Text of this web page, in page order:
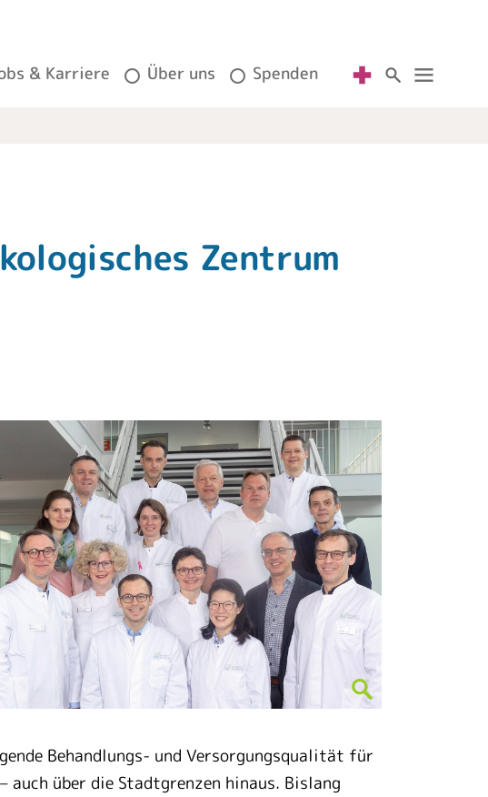
& Karriere Über uns Spenden
Zentrum
Behandlungs- und Versorgungsqualität für
auch über die Stadtgrenzen hinaus. Bislang